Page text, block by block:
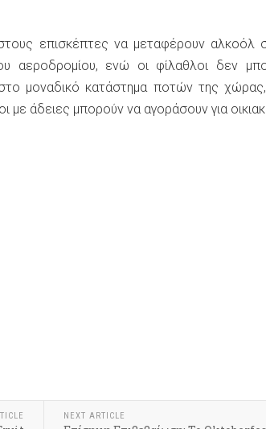
επισκέπτες να μεταφέρουν αλκοόλ
αεροδρομίου, ενώ οι φίλαθλοι δεν
μοναδικό κατάστημα ποτών της
με άδειες μπορούν να αγοράσουν για
NEXT ARTICLE